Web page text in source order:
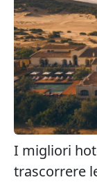
I migliori
trascorrere